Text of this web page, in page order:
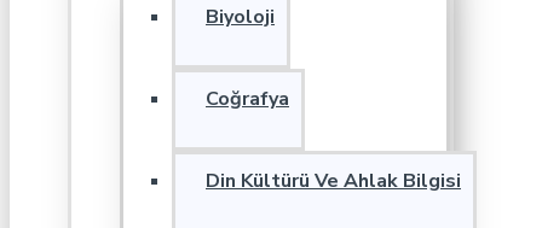
Biyoloji
Coğrafya
Din Kültürü Ve Ahlak Bilgisi